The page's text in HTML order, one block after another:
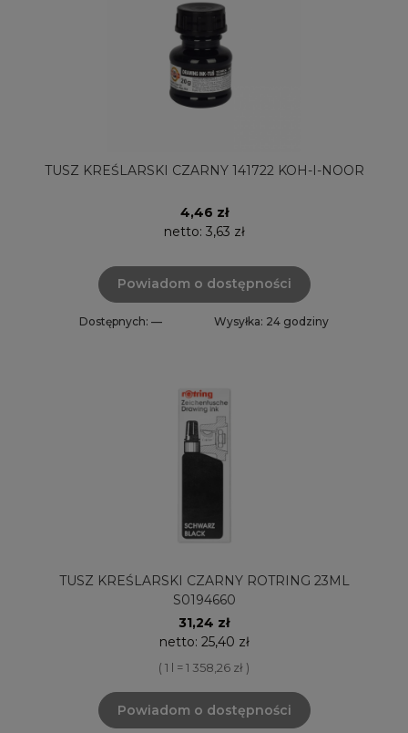
TUSZ KREŚLARSKI CZARNY 141722 KOH-I-NOOR
4,46 zł
netto: 3,63 zł
Powiadom o dostępności
Dostępnych: — Wysyłka: 24 godziny
TUSZ KREŚLARSKI CZARNY ROTRING 23ML
S0194660
31,24 zł
netto: 25,40 zł
( 1 l = 1 358,26 zł )
Powiadom o dostępności